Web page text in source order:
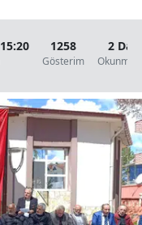
1258
Gösterim
2
Okunma